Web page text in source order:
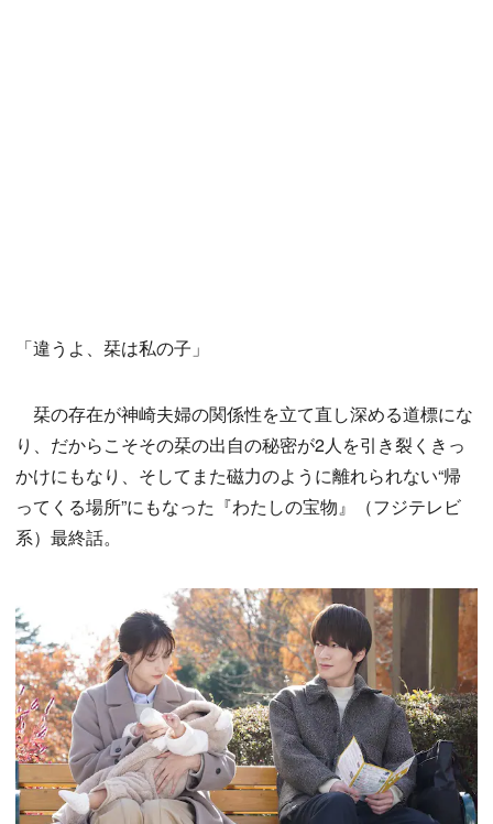
「違うよ、栞は私の子」
栞の存在が神崎夫婦の関係性を立て直し深める道標にな
り、だからこそその栞の出自の秘密が2人を引き裂くきっ
かけにもなり、そしてまた磁力のように離れられない“帰
ってくる場所”にもなった『わたしの宝物』（フジテレビ
系）最終話。